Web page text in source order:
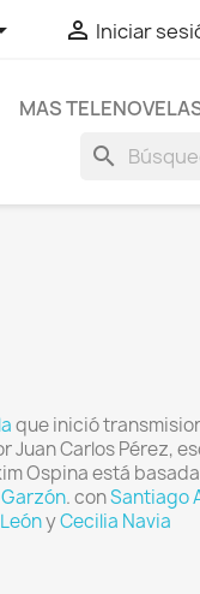
 Iniciar
MAS
search
que inició
Juan Carlos Pérez,
Ospina está
.​ conSantiago
yCecilia Navia